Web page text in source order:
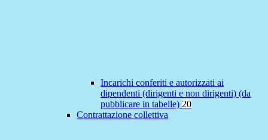
Incarichi conferiti e autorizzati ai
dipendenti (dirigenti e non dirigenti) (da
pubblicare in tabelle) 20
Contrattazione collettiva